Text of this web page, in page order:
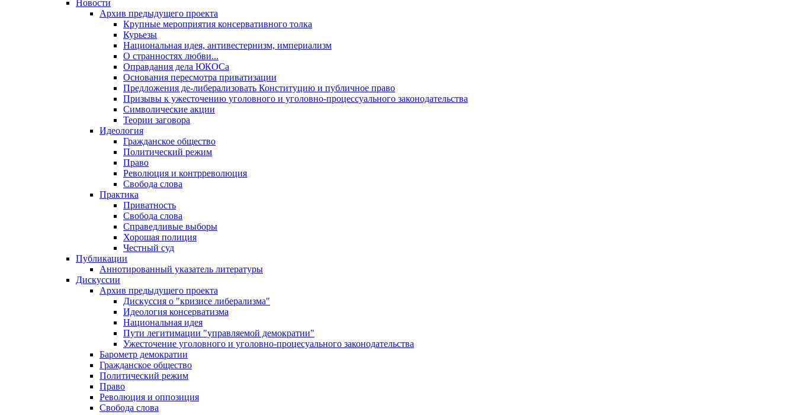
Новости
Архив предыдущего проекта
Крупные мероприятия консервативного толка
Курьезы
Национальная идея, антивестернизм, империализм
О странностях любви...
Оправдания дела ЮКОСа
Основания пересмотра приватизации
Предложения де-либерализовать Конституцию и публичное право
Призывы к ужесточению уголовного и уголовно-процессуального законодательства
Символические акции
Теории заговора
Идеология
Гражданское общество
Политический режим
Право
Революция и контрреволюция
Свобода слова
Практика
Приватность
Свобода слова
Справедливые выборы
Хорошая полиция
Честный суд
Публикации
Аннотированный указатель литературы
Дискуссии
Архив предыдущего проекта
Дискуссия о "кризисе либерализма"
Идеология консерватизма
Национальная идея
Пути легитимации "управляемой демократии"
Ужесточение уголовного и уголовно-процесуального законодательства
Барометр демократии
Гражданское общество
Политический режим
Право
Революция и оппозиция
Свобода слова